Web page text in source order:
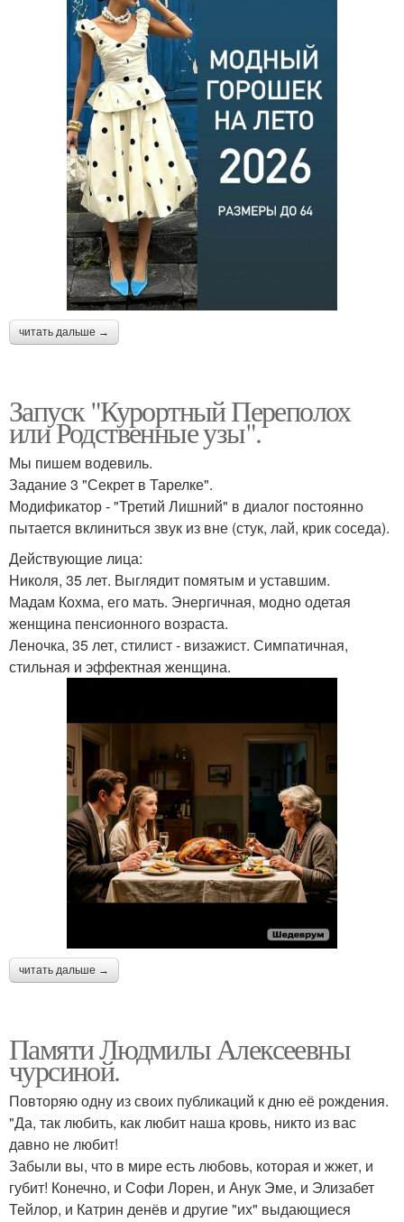
читать дальше →
Запуск "Курортный Переполох
или Родственные узы".
Мы пишем водевиль.
Задание 3 "Секрет в Тарелке".
Модификатор - "Третий Лишний" в диалог постоянно
пытается вклиниться звук из вне (стук, лай, крик соседа).
Действующие лица:
Николя, 35 лет. Выглядит помятым и уставшим.
Мадам Кохма, его мать. Энергичная, модно одетая
женщина пенсионного возраста.
Леночка, 35 лет, стилист - визажист. Симпатичная,
стильная и эффектная женщина.
читать дальше →
Памяти Людмилы Алексеевны
чурсиной.
Повторяю одну из своих публикаций к дню её рождения.
"Да, так любить, как любит наша кровь, никто из вас
давно не любит!
Забыли вы, что в мире есть любовь, которая и жжет, и
губит! Конечно, и Софи Лорен, и Анук Эме, и Элизабет
Тейлор, и Катрин денёв и другие "их" выдающиеся